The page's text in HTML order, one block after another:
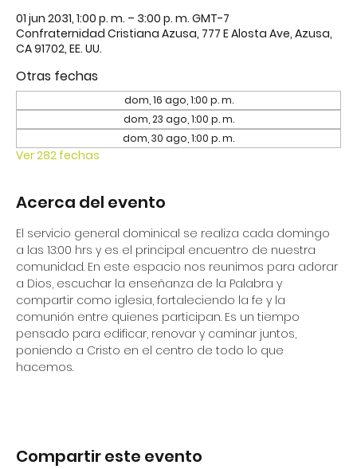
01 jun 2031, 1:00 p. m. – 3:00 p. m. GMT-7
Confraternidad Cristiana Azusa, 777 E Alosta Ave, Azusa,
CA 91702, EE. UU.
Otras fechas
dom, 16 ago, 1:00 p. m.
dom, 23 ago, 1:00 p. m.
dom, 30 ago, 1:00 p. m.
Ver 282 fechas
Acerca del evento
El servicio general dominical se realiza cada domingo
a las 13:00 hrs y es el principal encuentro de nuestra
comunidad. En este espacio nos reunimos para adorar
a Dios, escuchar la enseñanza de la Palabra y
compartir como iglesia, fortaleciendo la fe y la
comunión entre quienes participan. Es un tiempo
pensado para edificar, renovar y caminar juntos,
poniendo a Cristo en el centro de todo lo que
hacemos.
Compartir este evento